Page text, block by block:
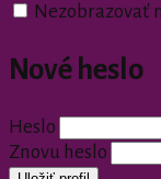
Nezobrazovať
Nové heslo
Heslo
Znovu heslo